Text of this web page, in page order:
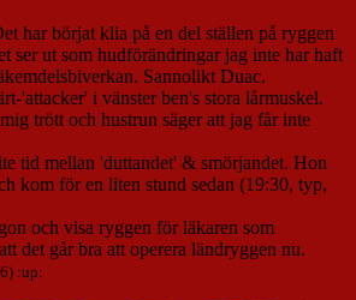
har börjat klia på en del ställen på ryggen
ser ut som hudförändringar jag inte har haft
Sannolikt Duac.
'attacker' i vänster ben's stora lårmuskel.
trött och hustrun säger att jag får inte
tid mellan 'duttandet' & smörjandet. Hon
kom för en liten stund sedan (19:30, typ,
och visa ryggen för läkaren som
det går bra att operera ländryggen nu.
:up: